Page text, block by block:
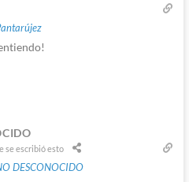
se escribió esto
DESCONOCIDO